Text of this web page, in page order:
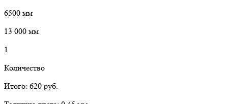
6500 мм
13 000 мм
1
Количество
Итого: 620 руб.